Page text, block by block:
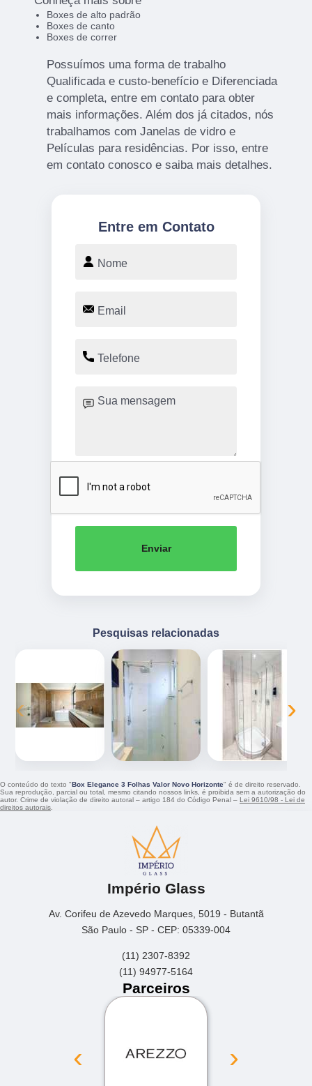
Boxes de alto padrão
Boxes de canto
Boxes de correr
Possuímos uma forma de trabalho
Qualificada e custo-benefício e Diferenciada
e completa, entre em contato para obter
mais informações. Além dos já citados, nós
trabalhamos com Janelas de vidro e
Películas para residências. Por isso, entre
em contato conosco e saiba mais detalhes.
Entre em Contato
Enviar
Pesquisas relacionadas
‹ ›
O conteúdo do texto "Box Elegance 3 Folhas Valor Novo Horizonte" é de direito reservado.
Sua reprodução, parcial ou total, mesmo citando nossos links, é proibida sem a autorização do
autor. Crime de violação de direito autoral – artigo 184 do Código Penal – Lei 9610/98 - Lei de
direitos autorais.
Império Glass
Av. Corifeu de Azevedo Marques, 5019 - Butantã
São Paulo - SP - CEP: 05339-004
(11) 2307-8392
(11) 94977-5164
Parceiros
‹ ›